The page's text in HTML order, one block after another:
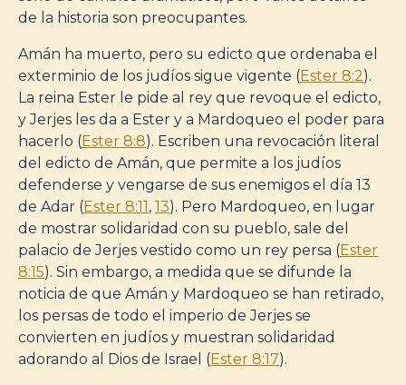
de la historia son preocupantes.
Amán ha muerto, pero su edicto que ordenaba el
exterminio de los judíos sigue vigente (Ester 8:2).
La reina Ester le pide al rey que revoque el edicto,
y Jerjes les da a Ester y a Mardoqueo el poder para
hacerlo (Ester 8:8). Escriben una revocación literal
del edicto de Amán, que permite a los judíos
defenderse y vengarse de sus enemigos el día 13
de Adar (Ester 8:11, 13). Pero Mardoqueo, en lugar
de mostrar solidaridad con su pueblo, sale del
palacio de Jerjes vestido como un rey persa (Ester
8:15). Sin embargo, a medida que se difunde la
noticia de que Amán y Mardoqueo se han retirado,
los persas de todo el imperio de Jerjes se
convierten en judíos y muestran solidaridad
adorando al Dios de Israel (Ester 8:17).